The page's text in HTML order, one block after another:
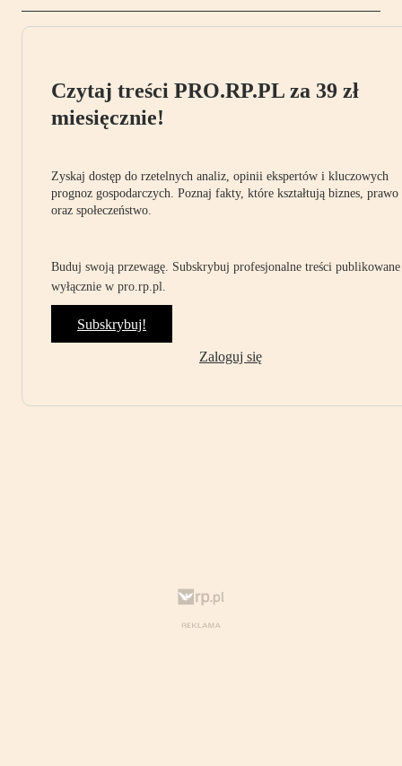
Czytaj treści PRO.RP.PL za 39 zł
miesięcznie!
Zyskaj dostęp do rzetelnych analiz, opinii ekspertów i kluczowych
prognoz gospodarczych. Poznaj fakty, które kształtują biznes, prawo
oraz społeczeństwo.
Buduj swoją przewagę. Subskrybuj profesjonalne treści publikowane
wyłącznie w pro.rp.pl.
Subskrybuj!
Zaloguj się